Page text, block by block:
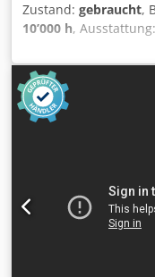
Zustand: gebraucht,
10’000 h, Ausstattung:
Zweiwegebagger *
Dedpfxszf T Uve
und Videos per
Zwischenverkauf